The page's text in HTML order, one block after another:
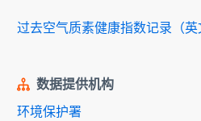
过去空气质素健康指数记录（英
数据提供机构
环境保护署